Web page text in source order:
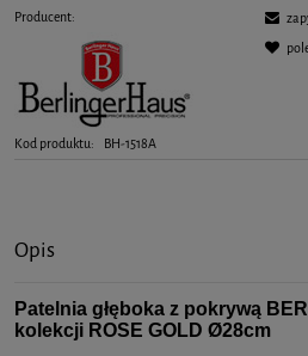
Producent:
Kod produktu: BH-1518A
Opis
Patelnia głęboka z pokrywą
kolekcji ROSE GOLD Ø28cm